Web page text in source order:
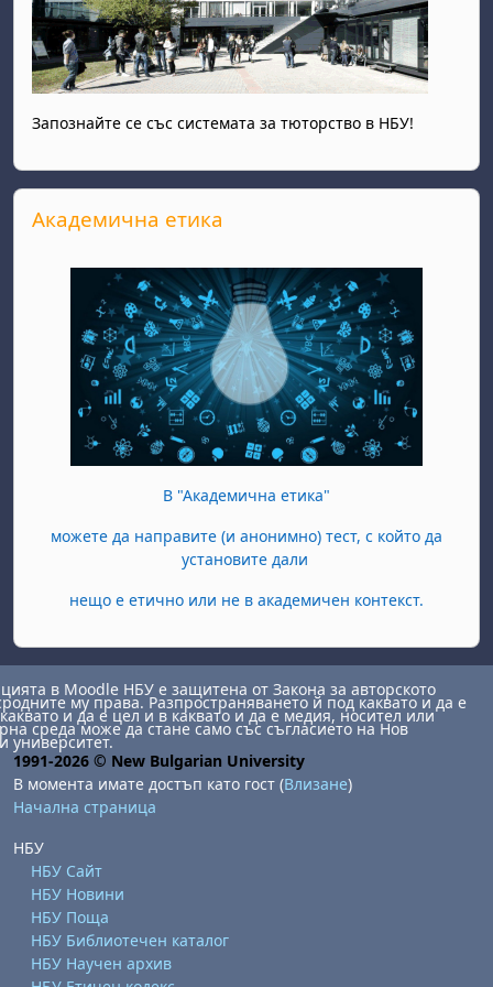
Запознайте се със системата за тюторство в НБУ!
Прескочи Академична етика
Академична етика
В "Академична етика"
можете да направите (и анонимно) тест, с който да
установите дали
нещо е етично или не в академичен контекст.
в Moodle НБУ е защитена от Закона за авторското
му права. Разпространяването й под каквато и да е
и да е цел и в каквато и да е медия, носител или
среда може да стане само със съгласието на Нов
университет.
1991-2026 © New Bulgarian University
В момента имате достъп като гост (Влизане)
Начална страница
НБУ
НБУ Сайт
НБУ Новини
НБУ Поща
НБУ Библиотечен каталог
НБУ Научен архив